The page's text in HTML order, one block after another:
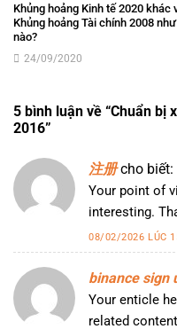
Khủng hoảng Kinh tế 2020 khác
Khủng hoảng Tài chính 2008 như
nào?
24/09/2020
5 bình luận về “Chuẩn bị
2016”
注册 cho biết:
Your point of
interesting.
08/02/2026 LÚC
binance sign
Your enticle
related